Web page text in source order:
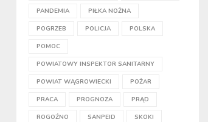
PANDEMIA PIŁKA NOŻNA
POGRZEB POLICJA POLSKA
POMOC
POWIATOWY INSPEKTOR SANITARNY
POWIAT WĄGROWIECKI POŻAR
PRACA PROGNOZA PRĄD
ROGOŹNO SANPEID SKOKI